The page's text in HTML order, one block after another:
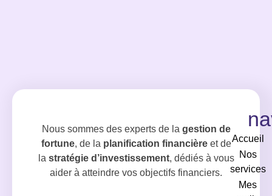
Nous sommes des experts de la gestion de
fortune, de la planification financièreet de
la stratégie d’investissement, dédiés à vous
aider à atteindre vos objectifs financiers.
Accueil
Nos
services
Mes